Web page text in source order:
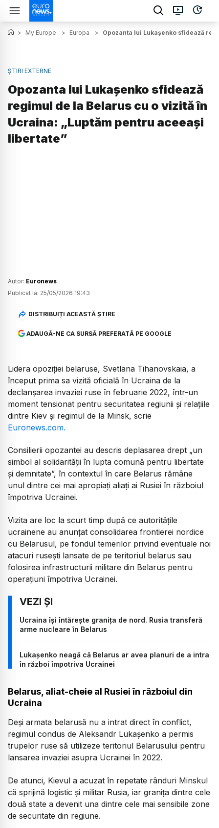
> My Europe > Europa > Opozanta lui Lukașenko sfidează
ȘTIRI EXTERNE
Opozanta lui Lukașenko sfidează
regimul de la Belarus cu o vizită în
Ucraina: „Luptăm pentru aceeași
libertate”
Autor: Euronews
Publicat la: 25/05/2026 19:43
DISTRIBUIȚI ACEASTĂ ȘTIRE
ADAUGĂ-NE CA SURSĂ PREFERATĂ PE GOOGLE
Lidera opoziției belaruse, Svetlana Tihanovskaia, a
început prima sa vizită oficială în Ucraina de la
declanșarea invaziei ruse în februarie 2022, într-un
moment tensionat pentru securitatea regiunii și relațiile
dintre Kiev și regimul de la Minsk, scrie
Euronews.com.
Consilierii opozantei au descris deplasarea drept „un
simbol al solidarității în lupta comună pentru libertate
și demnitate”, în contextul în care Belarus rămâne
unul dintre cei mai apropiați aliați ai Rusiei în războiul
împotriva Ucrainei.
Vizita are loc la scurt timp după ce autoritățile
ucrainene au anunțat consolidarea frontierei nordice
cu Belarusul, pe fondul temerilor privind eventuale noi
atacuri rusești lansate de pe teritoriul belarus sau
folosirea infrastructurii militare din Belarus pentru
operațiuni împotriva Ucrainei.
Ucraina își întărește granița de nord. Rusia transferă
arme nucleare în Belarus
Lukașenko neagă că Belarus ar avea planuri de a intra
în război împotriva Ucrainei
Belarus, aliat-cheie al Rusiei în războiul din
Ucraina
Deși armata belarusă nu a intrat direct în conflict,
regimul condus de Aleksandr Lukașenko a permis
trupelor ruse să utilizeze teritoriul Belarusului pentru
lansarea invaziei asupra Ucrainei în 2022.
De atunci, Kievul a acuzat în repetate rânduri Minskul
că sprijină logistic și militar Rusia, iar granița dintre cele
două state a devenit una dintre cele mai sensibile zone
de securitate din regiune.